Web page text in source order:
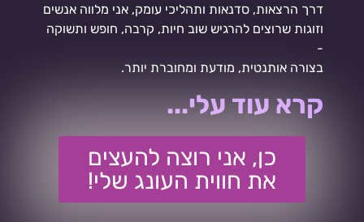
דרך הרצאות, סדנאות ותהליכי עומק, אני מלווה אנשים
וזוגות שרוצים להרגיש שוב חיות, קרבה, חופש ותשוקה
-
בצורה אותנטית, מודעת ומחוברת יותר.
קרא עוד עלי...
כן, אני רוצה להעצים
את חווית העונג שלי!